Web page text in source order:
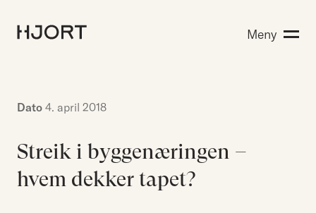
Menneskene
EN
NO
Meny
Dato 4. april 2018
Streik i byggenæringen –
hvem dekker tapet?